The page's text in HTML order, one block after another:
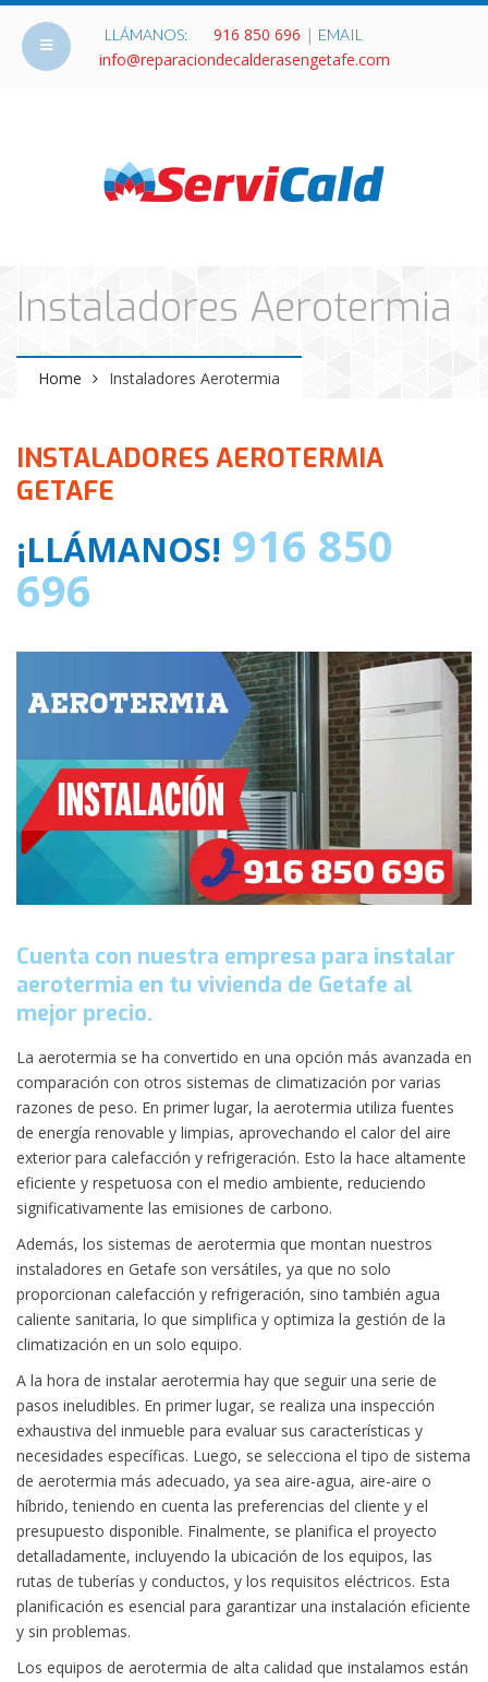
LLÁMANOS: 916 850 696 | EMAIL
info@reparaciondecalderasengetafe.com
Instaladores Aerotermia
Home Instaladores Aerotermia
INSTALADORES AEROTERMIA
GETAFE
¡LLÁMANOS! 916 850
696
Cuenta con nuestra empresa para instalar
aerotermia en tu vivienda de Getafe al
mejor precio.
La aerotermia se ha convertido en una opción más avanzada en
comparación con otros sistemas de climatización por varias
razones de peso. En primer lugar, la aerotermia utiliza fuentes
de energía renovable y limpias, aprovechando el calor del aire
exterior para calefacción y refrigeración. Esto la hace altamente
eficiente y respetuosa con el medio ambiente, reduciendo
significativamente las emisiones de carbono.
Además, los sistemas de aerotermia que montan nuestros
instaladores en Getafe son versátiles, ya que no solo
proporcionan calefacción y refrigeración, sino también agua
caliente sanitaria, lo que simplifica y optimiza la gestión de la
climatización en un solo equipo.
A la hora de instalar aerotermia hay que seguir una serie de
pasos ineludibles. En primer lugar, se realiza una inspección
exhaustiva del inmueble para evaluar sus características y
necesidades específicas. Luego, se selecciona el tipo de sistema
de aerotermia más adecuado, ya sea aire-agua, aire-aire o
híbrido, teniendo en cuenta las preferencias del cliente y el
presupuesto disponible. Finalmente, se planifica el proyecto
detalladamente, incluyendo la ubicación de los equipos, las
rutas de tuberías y conductos, y los requisitos eléctricos. Esta
planificación es esencial para garantizar una instalación eficiente
y sin problemas.
Los equipos de aerotermia de alta calidad que instalamos están